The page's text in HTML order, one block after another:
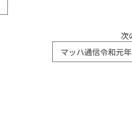
次
マッハ通信令和元